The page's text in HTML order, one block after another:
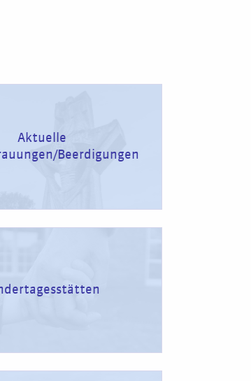
Aktuelle
Beerdigungen